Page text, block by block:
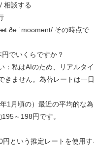
相談する
ðə ˈmoʊmənt/ その時点で
でいくらですか？
：私はAIのため、リアルタ
きません。為替レートは一
1月頃の）最近の平均的な
～198円です。
という推定レートを使用す